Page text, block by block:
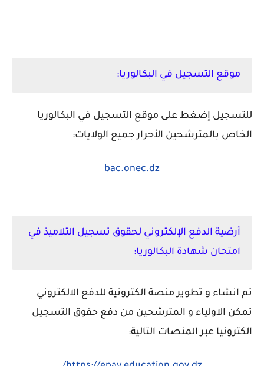
موقع التسجيل في البكالوريا:
للتسجيل إضغط على موقع التسجيل في البكالوريا
الخاص بالمترشحين الأحرار جميع الولايات:
bac.onec.dz
أرضية الدفع الإلكتروني لحقوق تسجيل التلاميذ في
امتحان شهادة البكالوريا:
تم انشاء و تطوير منصة الكترونية للدفع الالكتروني
تمكن الاولياء و المترشحين من دفع حقوق التسجيل
الكترونيا عبر المنصات التالية: